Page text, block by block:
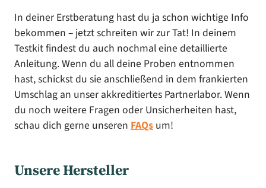
In deiner Erstberatung hast du ja schon wichtige Info
bekommen – jetzt schreiten wir zur Tat! In deinem
Testkit findest du auch nochmal eine detaillierte
Anleitung. Wenn du all deine Proben entnommen
hast, schickst du sie anschließend in dem frankierten
Umschlag an unser akkreditiertes Partnerlabor. Wenn
du noch weitere Fragen oder Unsicherheiten hast,
schau dich gerne unseren FAQs um!
Unsere Hersteller